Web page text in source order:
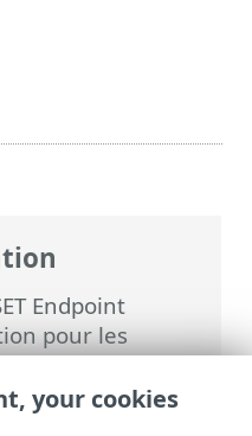
Endpoint
pour les
distance>
> Fusion des
your cookies